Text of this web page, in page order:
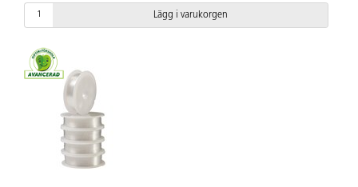
Lägg i varukorgen